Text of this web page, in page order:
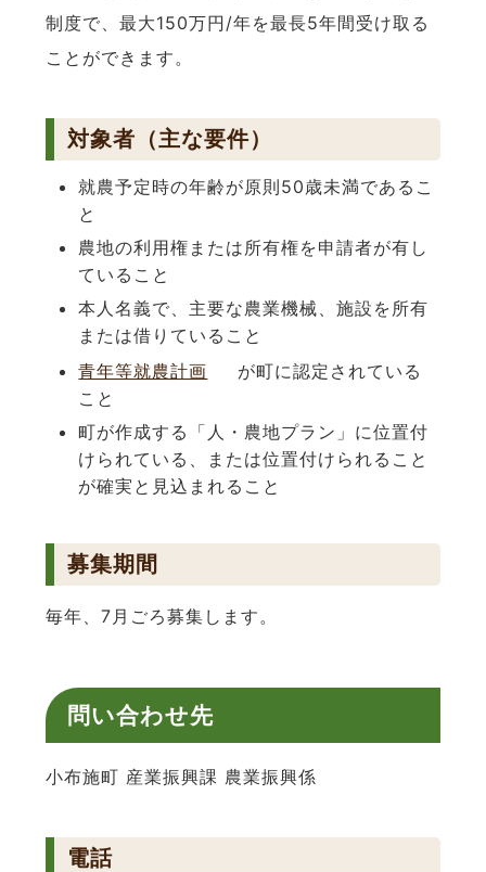
制度で、最大150万円/年を最長5年間受け取る
ことができます。
対象者（主な要件）
就農予定時の年齢が原則50歳未満であるこ
と
農地の利用権または所有権を申請者が有し
ていること
本人名義で、主要な農業機械、施設を所有
または借りていること
青年等就農計画
が町に認定されている
こと
町が作成する「人・農地プラン」に位置付
けられている、または位置付けられること
が確実と見込まれること
募集期間
毎年、7月ごろ募集します。
問い合わせ先
小布施町 産業振興課 農業振興係
電話